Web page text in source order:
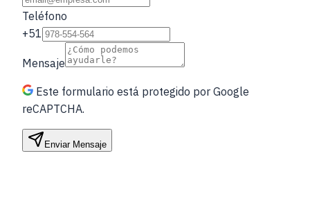
Teléfono
+51
Mensaje
Este formulario está protegido por Google
reCAPTCHA.
Enviar Mensaje